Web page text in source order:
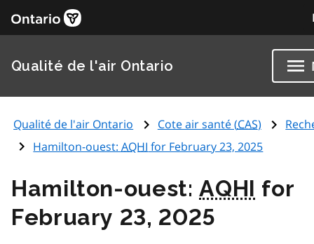
Qualité de l'air Ontario
Qualité de l'air Ontario Cote air santé (CAS)
Hamilton-ouest:AQHI for February 23, 2025
Hamilton-ouest:AQHI for
February 23, 2025